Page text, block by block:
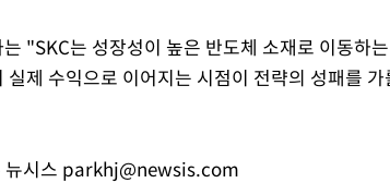
"SKC는 성장성이 높은 반도체 소재로 이동하
실제 수익으로 이어지는 시점이 전략의 성패를
시스 parkhj@newsis.com